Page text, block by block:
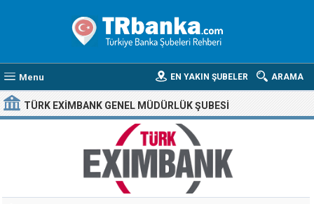
Menu ARAMA
EN YAKIN ŞUBELER
TÜRK EXIMBANK GENEL MÜDÜRLÜK ŞUBESI